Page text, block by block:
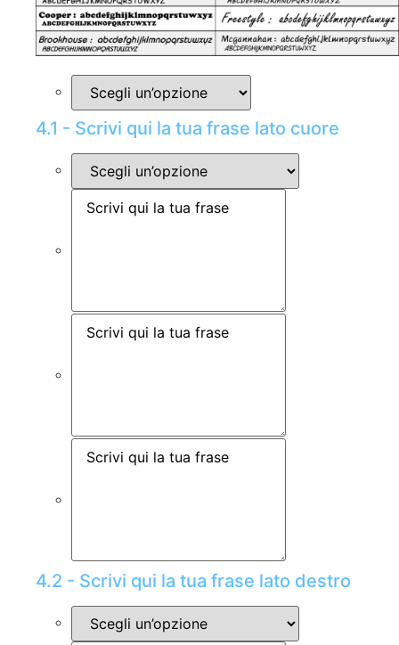
4.1 - Scrivi qui la tua frase lato cuore
4.2 - Scrivi qui la tua frase lato destro